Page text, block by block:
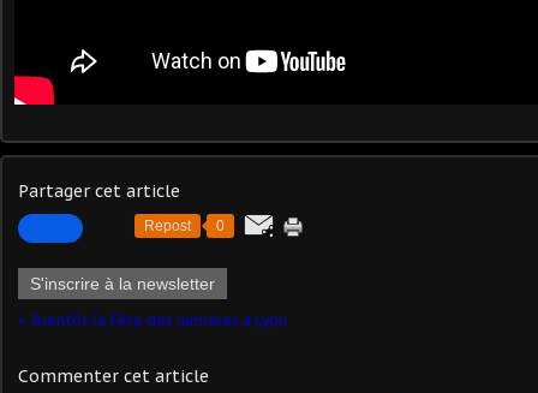
Partager cet article
Repost 0
S'inscrire à la newsletter
Bientôt la fête des lumières à Lyon
Commenter cet article